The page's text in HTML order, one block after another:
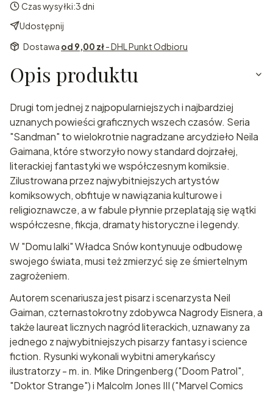
Czas wysyłki:3 dni
Udostępnij
Dostawa od 9,00 zł- DHL Punkt Odbioru
Opis produktu
Drugi tom jednej z najpopularniejszych i najbardziej
uznanych powieści graficznych wszech czasów. Seria
"Sandman" to wielokrotnie nagradzane arcydzieło Neila
Gaimana, które stworzyło nowy standard dojrzałej,
literackiej fantastyki we współczesnym komiksie.
Zilustrowana przez najwybitniejszych artystów
komiksowych, obfituje w nawiązania kulturowe i
religioznawcze, a w fabule płynnie przeplatają się wątki
współczesne, fikcja, dramaty historyczne i legendy.
W "Domu lalki" Władca Snów kontynuuje odbudowę
swojego świata, musi też zmierzyć się ze śmiertelnym
zagrożeniem.
Autorem scenariusza jest pisarz i scenarzysta Neil
Gaiman, czternastokrotny zdobywca Nagrody Eisnera, a
także laureat licznych nagród literackich, uznawany za
jednego z najwybitniejszych pisarzy fantasy i science
fiction. Rysunki wykonali wybitni amerykańscy
ilustratorzy - m. in. Mike Dringenberg ("Doom Patrol",
"Doktor Strange") i Malcolm Jones III ("Marvel Comics